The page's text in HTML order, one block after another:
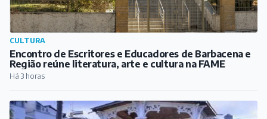
CULTURA
Encontro de Escritores e Educadores de Barbacena e
Região reúne literatura, arte e cultura na FAME
Há 3 horas